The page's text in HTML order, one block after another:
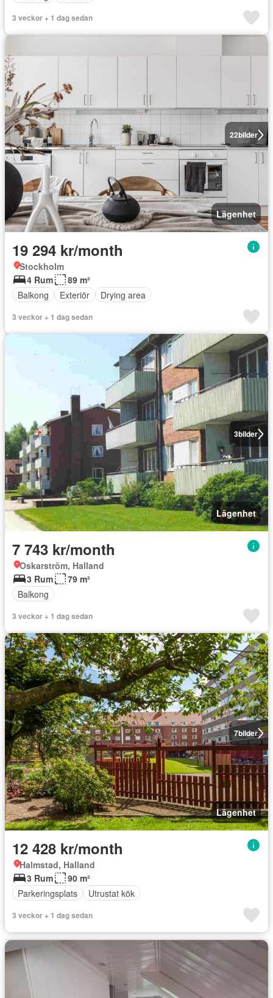
3 veckor + 1 dag sedan
22bilder
Lägenhet
19 294 kr/month
Stockholm
4 Rum
89 m²
Balkong
Exteriör Drying area
3 veckor + 1 dag sedan
3bilder
Lägenhet
7 743 kr/month
Oskarström, Halland
3 Rum
79 m²
Balkong
3 veckor + 1 dag sedan
7bilder
Lägenhet
12 428 kr/month
Halmstad, Halland
3 Rum
90 m²
Parkeringsplats
Utrustat kök
3 veckor + 1 dag sedan